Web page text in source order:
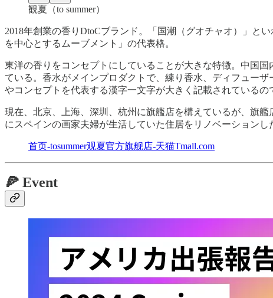
観夏（to summer）
2018年創業の香りDtoCブランド。「国潮（グオチャオ）」と
を中心とするムーブメント」の代表格。
東洋の香りをコンセプトにしていることが大きな特徴。中国
ている。香水がメインプロダクトで、練り香水、ディフュー
やコンセプトを代表する漢字一文字が大きく記載されている
現在、北京、上海、深圳、杭州に旗艦店を構えているが、旗
にスペインの画家夫婦が生活していた住居をリノベーション
首页-tosummer观夏官方旗舰店-天猫Tmall.com
🍕 Event